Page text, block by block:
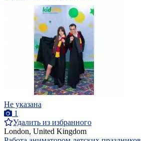
Не указана
1
Удалить из избранного
London, United Kingdom